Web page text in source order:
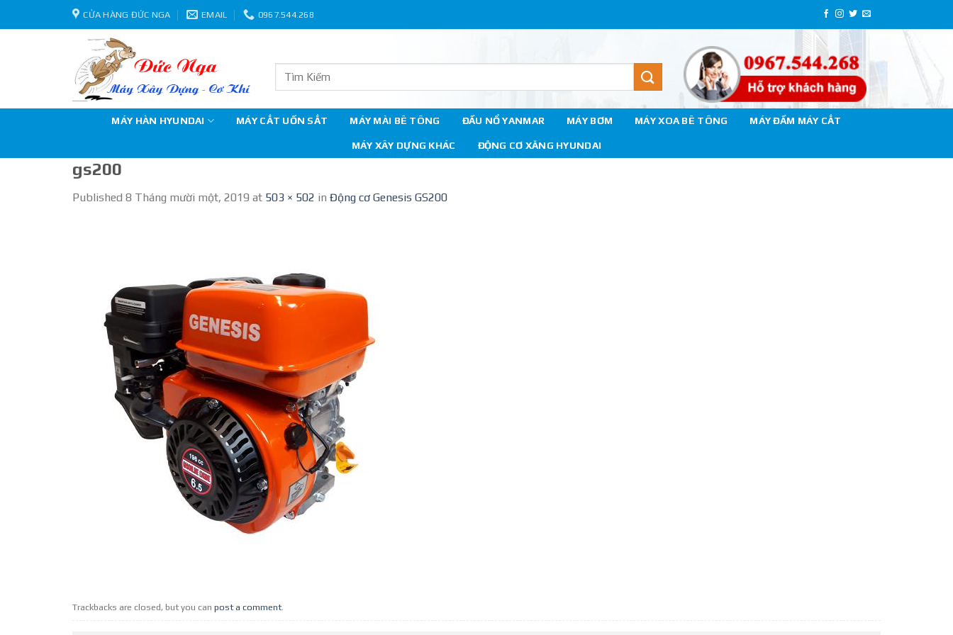
to
CỬA HÀNG ĐỨC NGA EMAIL 0967.544.268
MÁY HÀN HYUNDAI MÁY CẮT UỐN SẮT MÁY MÀI BÊ TÔNG ĐẦU NỔ YANMAR MÁY BƠM MÁY XOA BÊ TÔNG MÁY ĐẦM MÁY CẮT
MÁY XÂY DỰNG KHÁC ĐỘNG CƠ XĂNG HYUNDAI
gs200
Published 8 Tháng mười một, 2019 at 503 × 502 in Động cơ Genesis GS200
Trackbacks are closed, but you can post a comment.